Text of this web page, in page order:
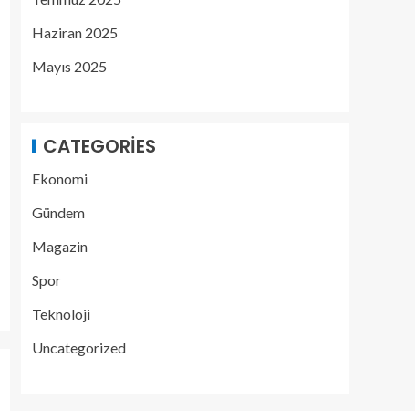
Haziran 2025
Mayıs 2025
CATEGORIES
Ekonomi
Gündem
Magazin
Spor
Teknoloji
Uncategorized